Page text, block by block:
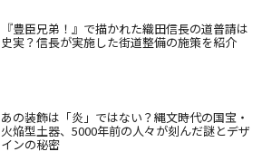
『豊臣兄弟！』で描かれた織田信長の道普請は
史実？信長が実施した街道整備の施策を紹介
あの装飾は「炎」ではない？縄文時代の国宝・
火焔型土器、5000年前の人々が刻んだ謎とデザ
インの秘密